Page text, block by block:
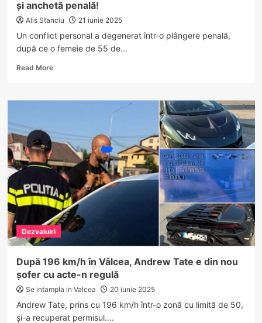
Protecția
Consumatorului!
și anchetă penală!
Alis Stanciu 21 iunie 2025
Un conflict personal a degenerat într-o plângere penală,
după ce o femeie de 55 de...
Read MoreRead
Război
Polovragi:
dragostea
copiilor
aprins
spiritele
între
părinți.
Amenințări
penală!
Dezvaluiri
După 196 km/h în Vâlcea, Andrew Tate e din nou
șofer cu acte-n regulă
Se intampla in Valcea 20 iunie 2025
Andrew Tate, prins cu 196 km/h într-o zonă cu limită de 50,
și-a recuperat permisul....